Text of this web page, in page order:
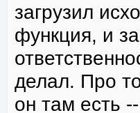
загрузил
функция, и
делал. Про
он там есть